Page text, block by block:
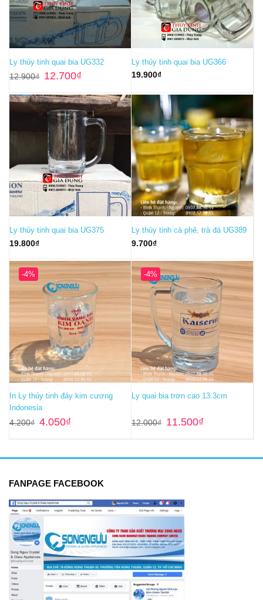
Ly thủy tinh quai bia UG332
12.900₫ Giá
gốc
12.900₫.
12.700₫
là:
12.700₫.
Ly thủy tinh quai bia UG366
19.900₫
Ly thủy tinh quai bia UG375
19.800₫
Ly thủy tinh cà phê, trà đá UG389
9.700₫
-4%
In Ly thủy tinh đáy kim cương
Indonesia
4.200₫ Giá
gốc
4.050₫
-4%
Ly quai bia trơn cao 13.3cm
12.000₫ Giá
gốc
11.500₫
FANPAGE FACEBOOK